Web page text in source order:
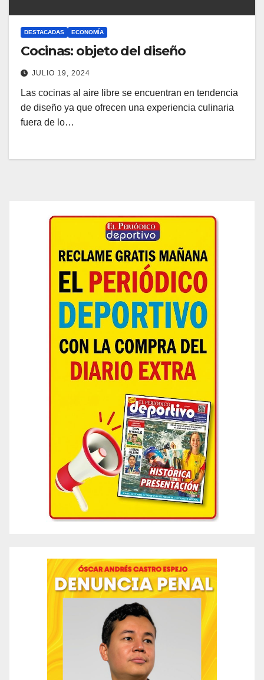
DESTACADAS ECONOMÍA
Cocinas: objeto del diseño
JULIO 19, 2024
Las cocinas al aire libre se encuentran en tendencia
de diseño ya que ofrecen una experiencia culinaria
fuera de lo…